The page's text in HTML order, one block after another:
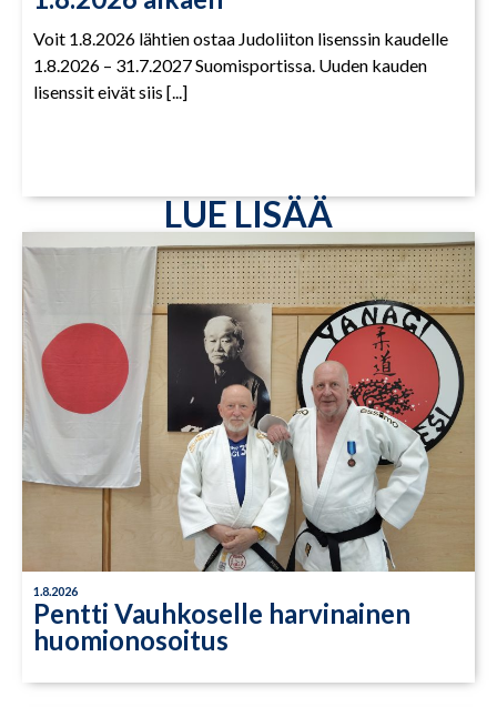
Voit 1.8.2026 lähtien ostaa Judoliiton lisenssin kaudelle
1.8.2026 – 31.7.2027 Suomisportissa. Uuden kauden
lisenssit eivät siis [...]
LUE LISÄÄ
1.8.2026
Pentti Vauhkoselle harvinainen
huomionosoitus